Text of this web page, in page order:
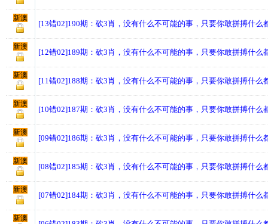
新澳
[13错02]190期：砍3肖，没有什么不可能的事，只要你敢拼搏什么
新澳
[12错02]189期：砍3肖，没有什么不可能的事，只要你敢拼搏什么
新澳
[11错02]188期：砍3肖，没有什么不可能的事，只要你敢拼搏什么
新澳
[10错02]187期：砍3肖，没有什么不可能的事，只要你敢拼搏什么
新澳
[09错02]186期：砍3肖，没有什么不可能的事，只要你敢拼搏什么
新澳
[08错02]185期：砍3肖，没有什么不可能的事，只要你敢拼搏什么
新澳
[07错02]184期：砍3肖，没有什么不可能的事，只要你敢拼搏什么
新澳